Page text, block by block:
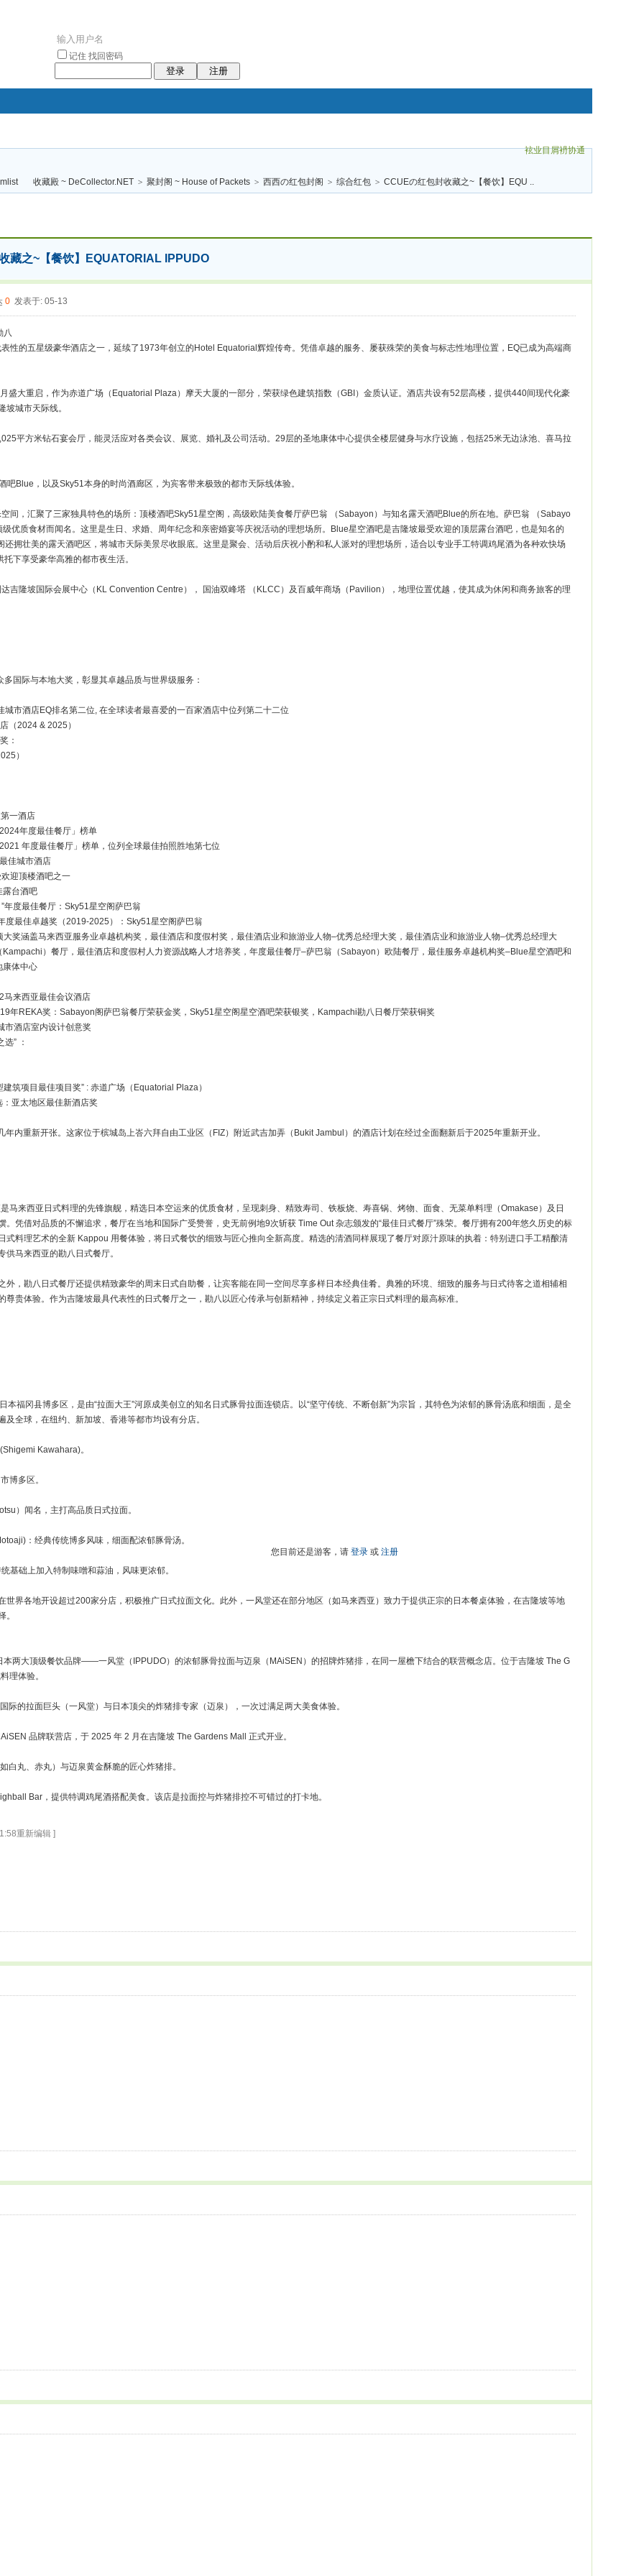
记住 找回密码
登录 注册
袨业目屑袇协通
褔
袠袠袥眩褦
收藏殿 ~ DeCollector.NET > 聚封阁 ~ House of Packets > 西西の红包封阁 > 综合红包 > CCUEの红包封收藏之~【餐饮】EQU ..
藏之~【餐饮】EQUATORIAL IPPUDO
0 发表于: 05-13
八
性的五星级豪华酒店之一，延续了1973年创立的Hotel Equatorial辉煌传奇。凭借卓越的服务、屡获殊荣的美食与标志性地理位置，EQ已成为高端商
盛大重启，作为赤道广场（Equatorial Plaza）摩天大厦的一部分，荣获绿色建筑指数（GBI）金质认证。酒店共设有52层高楼，提供440间现代化豪
坡城市天际线。
平方米钻石宴会厅，能灵活应对各类会议、展览、婚礼及公司活动。29层的圣地康体中心提供全楼层健身与水疗设施，包括25米无边泳池、喜马拉
吧Blue，以及Sky51本身的时尚酒廊区，为宾客带来极致的都市天际线体验。
间，汇聚了三家独具特色的场所：顶楼酒吧Sky51星空阁，高级欧陆美食餐厅萨巴翁 （Sabayon）与知名露天酒吧Blue的所在地。萨巴翁 （Sabayo
优质食材而闻名。这里是生日、求婚、周年纪念和亲密婚宴等庆祝活动的理想场所。Blue星空酒吧是吉隆坡最受欢迎的顶层露台酒吧，也是知名的
拥壮美的露天酒吧区，将城市天际美景尽收眼底。这里是聚会、活动后庆祝小酌和私人派对的理想场所，适合以专业手工特调鸡尾酒为各种欢快场
下享受豪华高雅的都市夜生活。
吉隆坡国际会展中心（KL Convention Centre）， 国油双峰塔 （KLCC）及百威年商场（Pavilion），地理位置优越，使其成为休闲和商务旅客的理
国际与本地大奖，彰显其卓越品质与世界级服务：
市酒店EQ排名第二位, 在全球读者最喜爱的一百家酒店中位列第二十二位
（2024 & 2025）
：
）
一酒店
年度最佳餐厅」榜单
年度最佳餐厅」榜单，位列全球最佳拍照胜地第七位
佳城市酒店
迎顶楼酒吧之一
露台酒吧
年度最佳餐厅：Sky51星空阁萨巴翁
度最佳卓越奖（2019-2025）：Sky51星空阁萨巴翁
奖涵盖马来西亚服务业卓越机构奖，最佳酒店和度假村奖，最佳酒店业和旅游业人物–优秀总经理大奖，最佳酒店业和旅游业人物–优秀总经理大
）餐厅，最佳酒店和度假村人力资源战略人才培养奖，年度最佳餐厅–萨巴翁（Sabayon）欧陆餐厅，最佳服务卓越机构奖–Blue星空酒吧和
康体中心
马来西亚最佳会议酒店
年REKA奖：Sabayon阁萨巴翁餐厅荣获金奖，Sky51星空阁星空酒吧荣获银奖，Kampachi勘八日餐厅荣获铜奖
市酒店室内设计创意奖
” ：
筑项目最佳项目奖” : 赤道广场（Equatorial Plaza）
亚太地区最佳新酒店奖
内重新开张。这家位于槟城岛上峇六拜自由工业区（FIZ）附近武吉加弄（Bukit Jambul）的酒店计划在经过全面翻新后于2025年重新开业。
马来西亚日式料理的先锋旗舰，精选日本空运来的优质食材，呈现刺身、精致寿司、铁板烧、寿喜锅、烤物、面食、无菜单料理（Omakase）及日
。凭借对品质的不懈追求，餐厅在当地和国际广受赞誉，史无前例地9次斩获 Time Out 杂志颁发的“最佳日式餐厅”殊荣。餐厅拥有200年悠久历史的标
式料理艺术的全新 Kappou 用餐体验，将日式餐饮的细致与匠心推向全新高度。精选的清酒同样展现了餐厅对原汁原味的执着：特别进口手工精酿清
马来西亚的勘八日式餐厅。
外，勘八日式餐厅还提供精致豪华的周末日式自助餐，让宾客能在同一空间尽享多样日本经典佳肴。典雅的环境、细致的服务与日式待客之道相辅相
尊贵体验。作为吉隆坡最具代表性的日式餐厅之一，勘八以匠心传承与创新精神，持续定义着正宗日式料理的最高标准。
本福冈县博多区，是由“拉面大王”河原成美创立的知名日式豚骨拉面连锁店。以“坚守传统、不断创新”为宗旨，其特色为浓郁的豚骨汤底和细面，是全
全球，在纽约、新加坡、香港等都市均设有分店。
Kawahara)。
博多区。
）闻名，主打高品质日式拉面。
：经典传统博多风味，细面配浓郁豚骨汤。
基础上加入特制味噌和蒜油，风味更浓郁。
世界各地开设超过200家分店，积极推广日式拉面文化。此外，一风堂还在部分地区（如马来西亚）致力于提供正宗的日本餐桌体验，在吉隆坡等地
。
本两大顶级餐饮品牌——一风堂（IPPUDO）的浓郁豚骨拉面与迈泉（MAiSEN）的招牌炸猪排，在同一屋檐下结合的联营概念店。位于吉隆坡 The G
理体验。
际的拉面巨头（一风堂）与日本顶尖的炸猪排专家（迈泉），一次过满足两大美食体验。
品牌联营店，于 2025 年 2 月在吉隆坡 The Gardens Mall 正式开业。
白丸、赤丸）与迈泉黄金酥脆的匠心炸猪排。
Bar，提供特调鸡尾酒搭配美食。该店是拉面控与炸猪排控不可错过的打卡地。
重新编辑 ]
您目前还是游客，请 登录或 注册